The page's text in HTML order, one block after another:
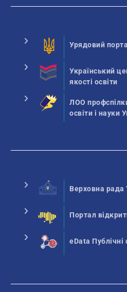
Урядовий
Український
якості освіти
ЛОО
освіти і науки
Верховна рада
Портал
eData Публічні